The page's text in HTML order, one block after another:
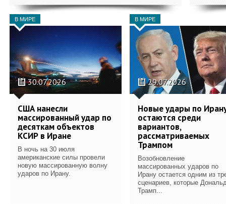
В МИРЕ
30.07.2026
США нанесли
массированный удар по
десяткам объектов
КСИР в Иране
В ночь на 30 июля
американские силы провели
новую массированную волну
ударов по Ирану.
В МИРЕ
29.07.2026
Новые удары по
остаются среди
вариантов,
рассматриваемых
Трампом
Возобновление
массированных ударов по
Ирану остается одним из
сценариев, которые
Трамп...